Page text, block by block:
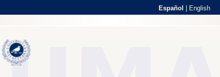
Español English